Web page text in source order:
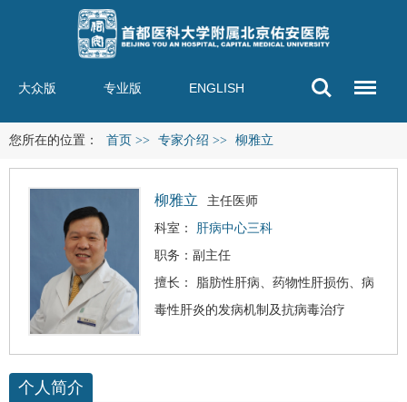
大众版 专业版 ENGLISH
您所在的位置： 首页 >> 专家介绍 >> 柳雅立
柳雅立
主任医师
科室：
肝病中心三科
职务：副主任
擅长： 脂肪性肝病、 药物性肝损伤
病
毒性肝炎的发病机制及抗病毒治疗
个人简介